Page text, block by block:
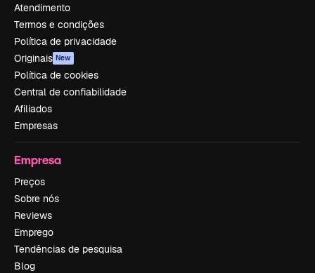
Atendimento
Termos e condições
Política de privacidade
Originais New
Política de cookies
Central de confiabilidade
Afiliados
Empresas
Empresa
Preços
Sobre nós
Reviews
Emprego
Tendências de pesquisa
Blog